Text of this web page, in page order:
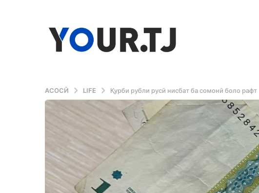
АСОСӢ LIFE Қурби рубли русӣ нисбат ба сомонӣ боло рафт